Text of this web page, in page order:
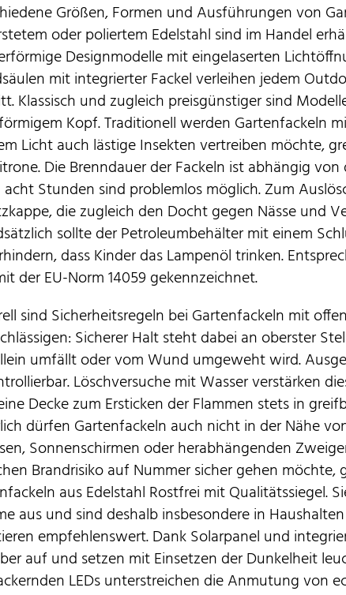
Größen, Formen und Ausführungen von
oder poliertem Edelstahl sind im Handel
Designmodelle mit eingelaserten
mit integrierter Fackel verleihen jedem
Klassisch und zugleich preisgünstiger sind
Kopf. Traditionell werden Gartenfackeln
Licht auch lästige Insekten vertreiben möchte,
Die Brenndauer der Fackeln ist abhängig
acht Stunden sind problemlos möglich. Zum
die zugleich den Docht gegen Nässe und
sollte der Petroleumbehälter mit einem
dass Kinder das Lampenöl trinken.
der EU-Norm 14059 gekennzeichnet.
sind Sicherheitsregeln bei Gartenfackeln mit
Sicherer Halt steht dabei an oberster
umfällt oder vom Wund umgeweht wird.
Löschversuche mit Wasser verstärken
Decke zum Ersticken der Flammen stets in
dürfen Gartenfackeln auch nicht in der Nähe
Sonnenschirmen oder herabhängenden
Brandrisiko auf Nummer sicher gehen möchte,
aus Edelstahl Rostfrei mit Qualitätssiegel.
aus und sind deshalb insbesondere in
empfehlenswert. Dank Solarpanel und
auf und setzen mit Einsetzen der Dunkelheit
LEDs unterstreichen die Anmutung von